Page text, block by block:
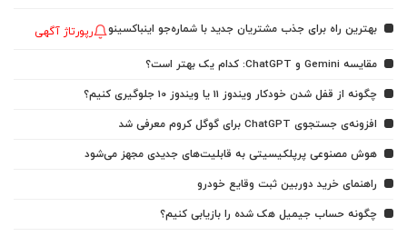
بهترین راه برای جذب مشتریان جدید با شماره‌جو اینباکسینو رپورتاژ آگهی
مقایسه Gemini و ChatGPT: کدام یک بهتر است؟
چگونه از قفل شدن خودکار ویندوز 11 یا ویندوز 10 جلوگیری کنیم؟
افزونه‌ی جستجوی ChatGPT برای گوگل کروم معرفی شد
هوش مصنوعی پرپلکیسیتی به قابلیت‌های جدیدی مجهز می‌شود
راهنمای خرید دوربین ثبت وقایع خودرو
چگونه حساب جیمیل هک شده را بازیابی کنیم؟